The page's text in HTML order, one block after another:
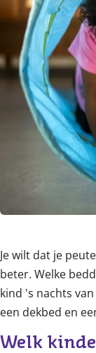
Je wilt dat je
beter. Welke
kind 's nachts
een dekbed en
Welk